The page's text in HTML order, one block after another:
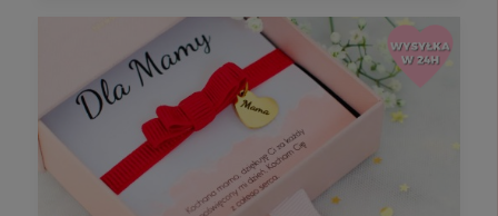
To nie wszystko. Poznaj listę bonusów
Tak jak Ty uwielbiamy prezenty, dlatego jeżeli
zdecydujesz się na dołączenie do grona naszych
klientek otrzymasz wartościowe
bonusy
. Co mamy
na myśli? Oto one:
rabatna kolejne zakupy